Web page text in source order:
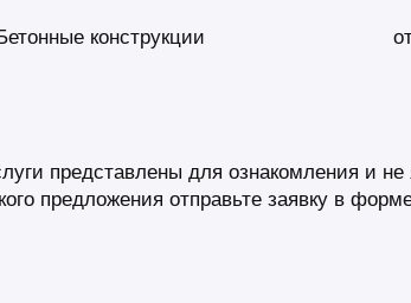
Бетонные конструкции
представлены для ознакомления и
предложения отправьте заявку в